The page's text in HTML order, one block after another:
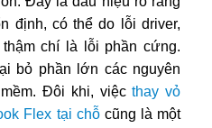
định, có thể do lỗi driver,
chí là lỗi phần cứng.
bỏ phần lớn các nguyên
mềm. Đôi khi, việcthay vỏ
Flex tại chỗcũng là một